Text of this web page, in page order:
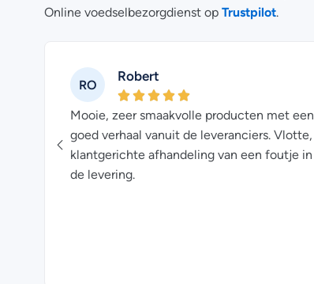
Online voedselbezorgdienst op Trustpilot.
RO
Robert
Mooie, zeer smaakvolle producten met een
goed verhaal vanuit de leveranciers. Vlotte,
klantgerichte afhandeling van een foutje in
de levering.